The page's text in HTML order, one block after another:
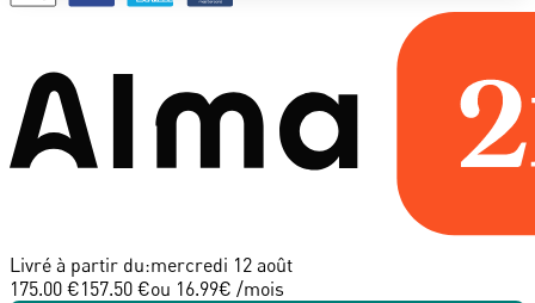
Livré à partir du:mercredi 12 août
175.00 €157.50 €ou 16.99€ /mois